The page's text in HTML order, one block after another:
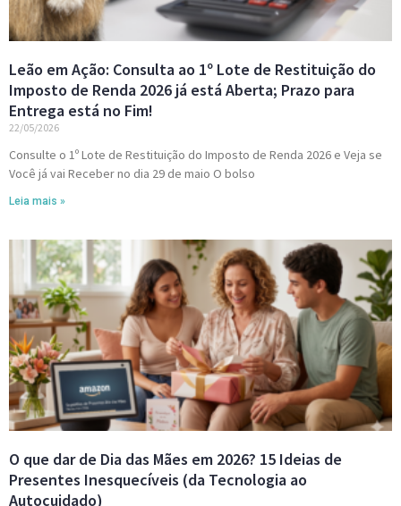
Leão em Ação: Consulta ao 1º Lote de Restituição do
Imposto de Renda 2026 já está Aberta; Prazo para
Entrega está no Fim!
22/05/2026
Consulte o 1º Lote de Restituição do Imposto de Renda 2026 e Veja se
Você já vai Receber no dia 29 de maio O bolso
Leia mais »
O que dar de Dia das Mães em 2026? 15 Ideias de
Presentes Inesquecíveis (da Tecnologia ao
Autocuidado)